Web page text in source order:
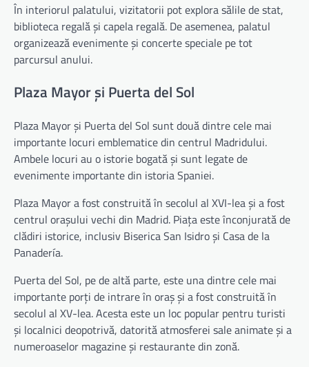
În interiorul palatului, vizitatorii pot explora sălile de stat,
biblioteca regală și capela regală. De asemenea, palatul
organizează evenimente și concerte speciale pe tot
parcursul anului.
Plaza Mayor și Puerta del Sol
Plaza Mayor și Puerta del Sol sunt două dintre cele mai
importante locuri emblematice din centrul Madridului.
Ambele locuri au o istorie bogată și sunt legate de
evenimente importante din istoria Spaniei.
Plaza Mayor a fost construită în secolul al XVI-lea și a fost
centrul orașului vechi din Madrid. Piața este înconjurată de
clădiri istorice, inclusiv Biserica San Isidro și Casa de la
Panadería.
Puerta del Sol, pe de altă parte, este una dintre cele mai
importante porți de intrare în oraș și a fost construită în
secolul al XV-lea. Acesta este un loc popular pentru turisti
și localnici deopotrivă, datorită atmosferei sale animate și a
numeroaselor magazine și restaurante din zonă.